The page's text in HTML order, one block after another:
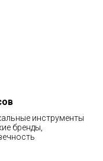
инструменты
бренды,